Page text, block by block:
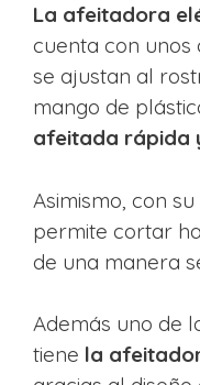
La afeitadora
cuenta con unos
se ajustan al
mango de
afeitada rápida
Asimismo, con su
permite cortar
de una manera
Además uno de
tiene la